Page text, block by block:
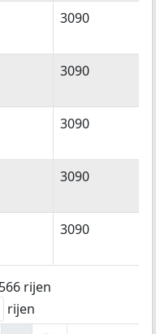
3090
3090
3090
3090
3090
rijen
rijen